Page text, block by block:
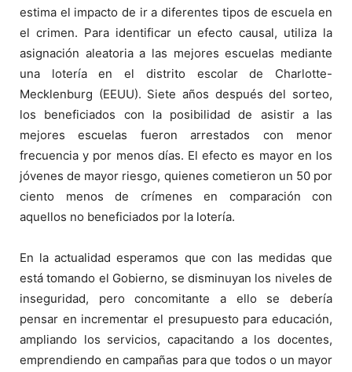
estima el impacto de ir a diferentes tipos de escuela en
el crimen. Para identificar un efecto causal, utiliza la
asignación aleatoria a las mejores escuelas mediante
una lotería en el distrito escolar de Charlotte-
Mecklenburg (EEUU). Siete años después del sorteo,
los beneficiados con la posibilidad de asistir a las
mejores escuelas fueron arrestados con menor
frecuencia y por menos días. El efecto es mayor en los
jóvenes de mayor riesgo, quienes cometieron un 50 por
ciento menos de crímenes en comparación con
aquellos no beneficiados por la lotería.
En la actualidad esperamos que con las medidas que
está tomando el Gobierno, se disminuyan los niveles de
inseguridad, pero concomitante a ello se debería
pensar en incrementar el presupuesto para educación,
ampliando los servicios, capacitando a los docentes,
emprendiendo en campañas para que todos o un mayor